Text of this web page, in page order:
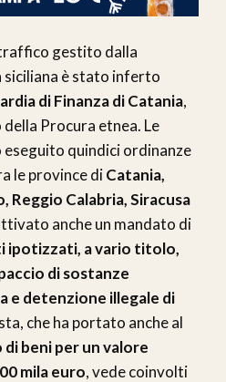
gestito dalla
è stato inferto
di Finanza di Catania,
Procura etnea. Le
eseguito quindici ordinanze
le province diCatania,
Reggio Calabria, Siracusa
anche un mandato di
ipotizzati, a vario titolo,
di sostanze
e detenzione illegale di
che ha portato anche al
beni per un valore
mila euro, vede coinvolti